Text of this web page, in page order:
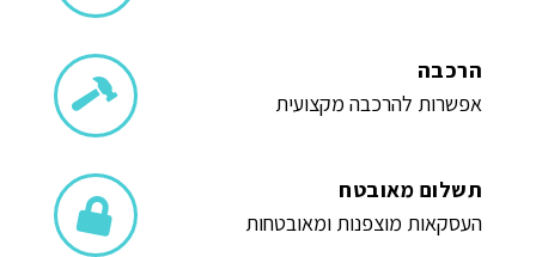
הרכבה
אפשרות להרכבה מקצועית
תשלום מאובטח
העסקאות מוצפנות ומאובטחות